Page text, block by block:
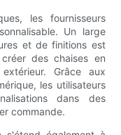
les fournisseurs
Un large
et de finitions est
des chaises en
Grâce aux
les utilisateurs
dans des
commande.